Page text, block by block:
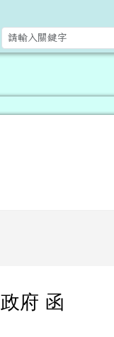
府 函